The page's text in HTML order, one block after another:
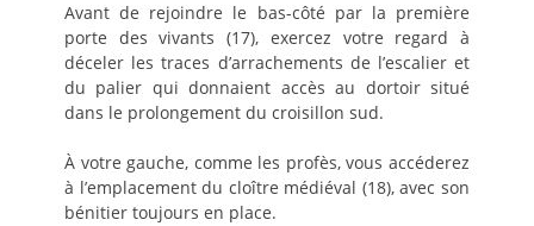
Avant de rejoindre le bas-côté par la première
porte des vivants (17), exercez votre regard à
déceler les traces d’arrachements de l’escalier et
du palier qui donnaient accès au dortoir situé
dans le prolongement du croisillon sud.
À votre gauche, comme les profès, vous accéderez
à l’emplacement du cloître médiéval (18), avec son
bénitier toujours en place.